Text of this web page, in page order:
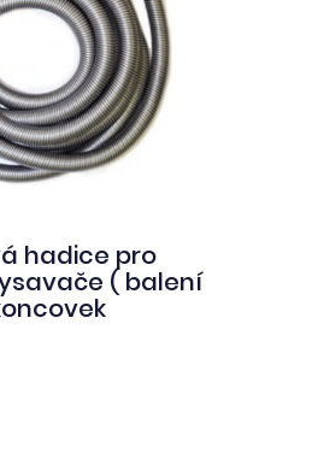
hadice pro
( balení